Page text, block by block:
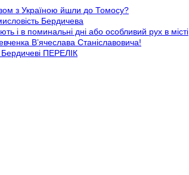
з Україною йшли до Томосу?
Бердичева
і в поминальні дні або особливий рух в місті
В’ячеслава Станіславовича!
ПЕРЕЛІК